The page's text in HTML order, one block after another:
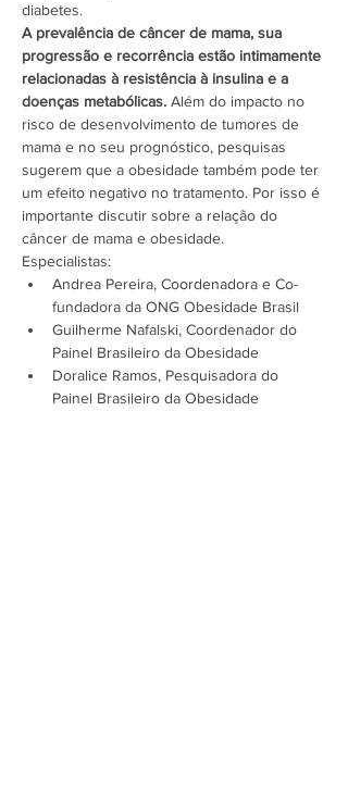
diabetes.
A prevalência de câncer de mama, sua
progressão e recorrência estão intimamente
relacionadas à resistência à insulina e a
doenças metabólicas. Além do impacto no
risco de desenvolvimento de tumores de
mama e no seu prognóstico, pesquisas
sugerem que a obesidade também pode ter
um efeito negativo no tratamento. Por isso é
importante discutir sobre a relação do
câncer de mama e obesidade.
Especialistas:
Andrea Pereira, Coordenadora e Co-
fundadora da ONG Obesidade Brasil
Guilherme Nafalski, Coordenador do
Painel Brasileiro da Obesidade
Doralice Ramos, Pesquisadora do
Painel Brasileiro da Obesidade